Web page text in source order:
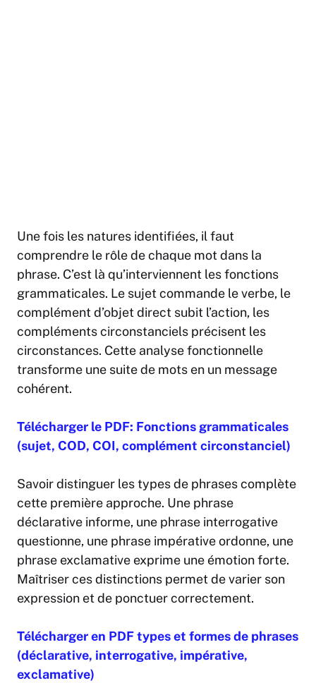
Une fois les natures identifiées, il faut
comprendre le rôle de chaque mot dans la
phrase. C’est là qu’interviennent les fonctions
grammaticales. Le sujet commande le verbe, le
complément d’objet direct subit l’action, les
compléments circonstanciels précisent les
circonstances. Cette analyse fonctionnelle
transforme une suite de mots en un message
cohérent.
Télécharger le PDF: Fonctions grammaticales
(sujet, COD, COI, complément circonstanciel)
Savoir distinguer les types de phrases complète
cette première approche. Une phrase
déclarative informe, une phrase interrogative
questionne, une phrase impérative ordonne, une
phrase exclamative exprime une émotion forte.
Maîtriser ces distinctions permet de varier son
expression et de ponctuer correctement.
Télécharger en PDF types et formes de phrases
(déclarative, interrogative, impérative,
exclamative)